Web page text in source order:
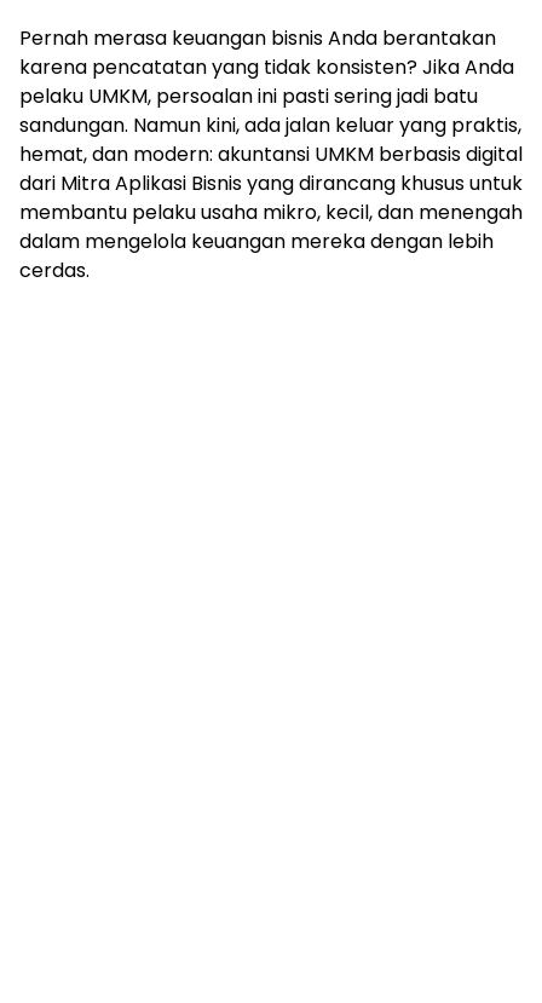
Pernah merasa keuangan bisnis Anda berantakan
karena pencatatan yang tidak konsisten? Jika Anda
pelaku UMKM, persoalan ini pasti sering jadi batu
sandungan. Namun kini, ada jalan keluar yang praktis,
hemat, dan modern: akuntansi UMKM berbasis digital
dari Mitra Aplikasi Bisnis yang dirancang khusus untuk
membantu pelaku usaha mikro, kecil, dan menengah
dalam mengelola keuangan mereka dengan lebih
cerdas.